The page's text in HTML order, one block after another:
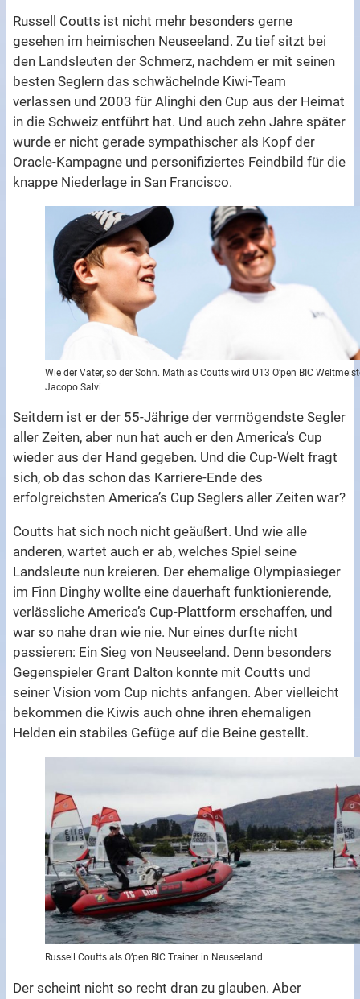
Russell Coutts ist nicht mehr besonders gerne
gesehen im heimischen Neuseeland. Zu tief sitzt bei
den Landsleuten der Schmerz, nachdem er mit seinen
besten Seglern das schwächelnde Kiwi-Team
verlassen und 2003 für Alinghi den Cup aus der Heimat
in die Schweiz entführt hat. Und auch zehn Jahre später
wurde er nicht gerade sympathischer als Kopf der
Oracle-Kampagne und personifiziertes Feindbild für die
knappe Niederlage in San Francisco.
Wie der Vater, so der Sohn. Mathias Coutts wird U13 O’pen BIC
Jacopo Salvi
Seitdem ist er der 55-Jährige der vermögendste Segler
aller Zeiten, aber nun hat auch er den America’s Cup
wieder aus der Hand gegeben. Und die Cup-Welt fragt
sich, ob das schon das Karriere-Ende des
erfolgreichsten America’s Cup Seglers aller Zeiten war?
Coutts hat sich noch nicht geäußert. Und wie alle
anderen, wartet auch er ab, welches Spiel seine
Landsleute nun kreieren. Der ehemalige Olympiasieger
im Finn Dinghy wollte eine dauerhaft funktionierende,
verlässliche America’s Cup-Plattform erschaffen, und
war so nahe dran wie nie. Nur eines durfte nicht
passieren: Ein Sieg von Neuseeland. Denn besonders
Gegenspieler Grant Dalton konnte mit Coutts und
seiner Vision vom Cup nichts anfangen. Aber vielleicht
bekommen die Kiwis auch ohne ihren ehemaligen
Helden ein stabiles Gefüge auf die Beine gestellt.
Russell Coutts als O’pen BIC Trainer in Neuseeland.
Der scheint nicht so recht dran zu glauben. Aber